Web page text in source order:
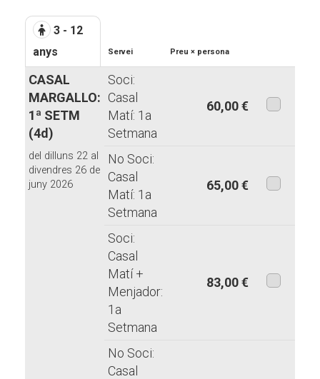
3 - 12
anys
Servei Preu × persona
CASAL
MARGALLO:
1ª SETM
(4d)
del dilluns 22 al
divendres 26 de
juny 2026
Soci:
Casal
Matí: 1a
Setmana
60,00 €
No Soci:
Casal
Matí: 1a
Setmana
65,00 €
Soci:
Casal
Matí +
Menjador:
1a
Setmana
83,00 €
No Soci:
Casal